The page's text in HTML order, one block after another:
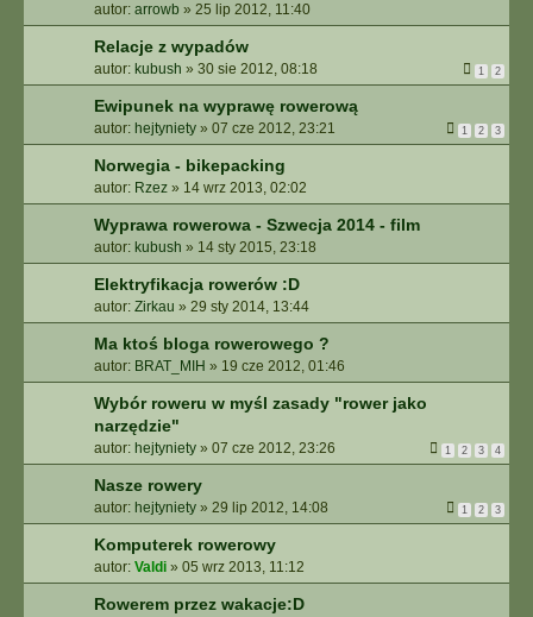
autor: arrowb » 25 lip 2012, 11:40
Relacje z wypadów
autor: kubush » 30 sie 2012, 08:18 1 2
Ewipunek na wyprawę rowerową
autor: hejtyniety » 07 cze 2012, 23:21 1 2 3
Norwegia - bikepacking
autor: Rzez » 14 wrz 2013, 02:02
Wyprawa rowerowa - Szwecja 2014 - film
autor: kubush » 14 sty 2015, 23:18
Elektryfikacja rowerów :D
autor: Zirkau » 29 sty 2014, 13:44
Ma ktoś bloga rowerowego ?
autor: BRAT_MIH » 19 cze 2012, 01:46
Wybór roweru w myśl zasady "rower jako
narzędzie"
autor: hejtyniety » 07 cze 2012, 23:26 1 2 3 4
Nasze rowery
autor: hejtyniety » 29 lip 2012, 14:08 1 2 3
Komputerek rowerowy
autor: Valdi » 05 wrz 2013, 11:12
Rowerem przez wakacje:D